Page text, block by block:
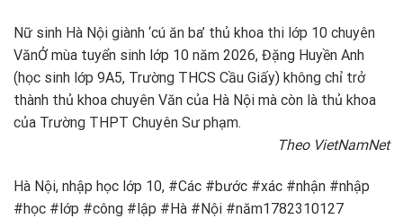
Nữ sinh Hà Nội giành ‘cú ăn ba’ thủ khoa thi lớp 10 chuyên
VănỞ mùa tuyển sinh lớp 10 năm 2026, Đặng Huyền Anh
(học sinh lớp 9A5, Trường THCS Cầu Giấy) không chỉ trở
thành thủ khoa chuyên Văn của Hà Nội mà còn là thủ khoa
của Trường THPT Chuyên Sư phạm.
Theo VietNamNet
Hà Nội, nhập học lớp 10, #Các #bước #xác #nhận #nhập
#học #lớp #công #lập #Hà #Nội #năm1782310127